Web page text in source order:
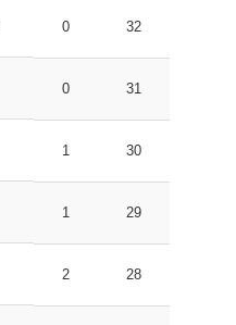
0 32
0 31
1 30
1 29
2 28